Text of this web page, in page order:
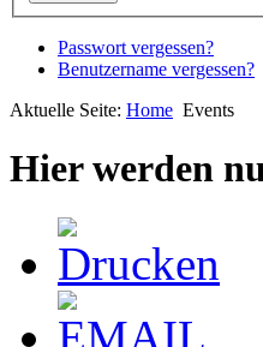
Passwort vergessen?
Benutzername vergessen?
Aktuelle Seite: Home Events
Hier werden